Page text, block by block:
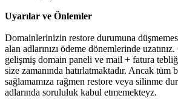
Uyarılar ve Önlemler
Domainlerinizin restore durumuna
alan adlarınızı ödeme dönemlerinde
gelişmiş domain paneli ve mail + fatura
size zamanında hatırlatmaktadır. Ancak tüm
sağlamamıza rağmen restore veya silinme
adlarında sorululuk kabul etmemekteyz.